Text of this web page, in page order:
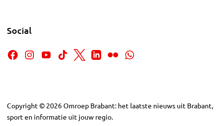
Social
Copyright © 2026Omroep Brabant: het laatste nieuws uit Brabant,
sport en informatie uit jouw regio.